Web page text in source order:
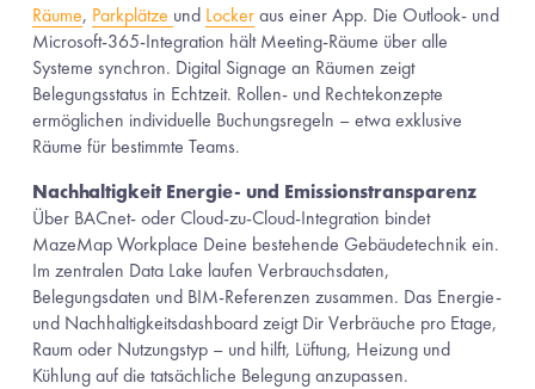
Räume, Parkplätze und Locker aus einer App. Die Outlook- und
Microsoft-365-Integration hält Meeting-Räume über alle
Systeme synchron. Digital Signage an Räumen zeigt
Belegungsstatus in Echtzeit. Rollen- und Rechtekonzepte
ermöglichen individuelle Buchungsregeln – etwa exklusive
Räume für bestimmte Teams.
Nachhaltigkeit Energie- und Emissionstransparenz
Über BACnet- oder Cloud-zu-Cloud-Integration bindet
MazeMap Workplace Deine bestehende Gebäudetechnik ein.
Im zentralen Data Lake laufen Verbrauchsdaten,
Belegungsdaten und BIM-Referenzen zusammen. Das Energie-
und Nachhaltigkeitsdashboard zeigt Dir Verbräuche pro Etage,
Raum oder Nutzungstyp – und hilft, Lüftung, Heizung und
Kühlung auf die tatsächliche Belegung anzupassen.